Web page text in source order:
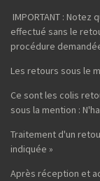
IMPORTANT :
effectué sans le
procédure
Les retours sous le
Ce sont les colis
sous la mention :
Traitement d'un
indiquée »
Après réception et